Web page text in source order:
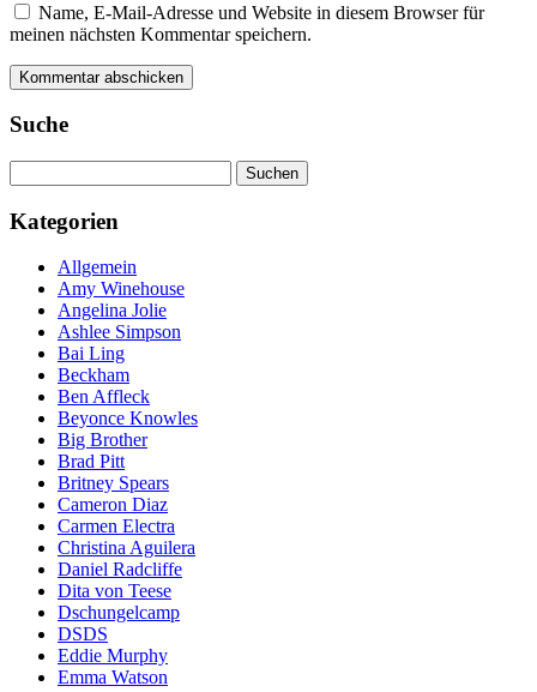
Name, E-Mail-Adresse und Website in diesem Browser für
meinen nächsten Kommentar speichern.
Suche
nach:
Kategorien
Allgemein
Amy Winehouse
Angelina Jolie
Ashlee Simpson
Bai Ling
Beckham
Ben Affleck
Beyonce Knowles
Big Brother
Brad Pitt
Britney Spears
Cameron Diaz
Carmen Electra
Christina Aguilera
Daniel Radcliffe
Dita von Teese
Dschungelcamp
DSDS
Eddie Murphy
Emma Watson